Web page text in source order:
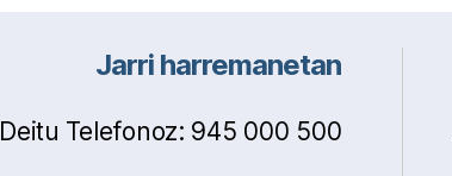
Jarri harremanetan
Deitu Telefonoz: 945 000 500